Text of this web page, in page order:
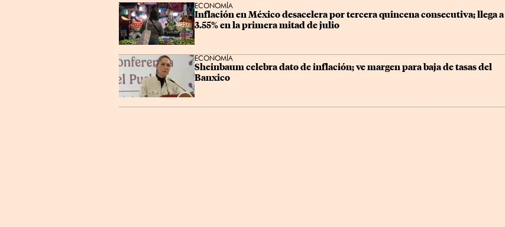
ECONOMÍA
Inflación en México desacelera por tercera quincena consecutiva; llega a
3.55% en la primera mitad de julio
ECONOMÍA
Sheinbaum celebra dato de inflación; ve margen para baja de tasas del
Banxico